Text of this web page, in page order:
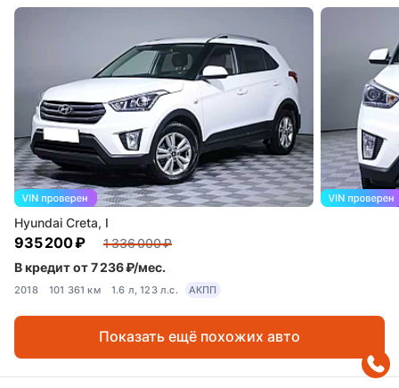
Hyundai Creta, I
935 200 ₽
1 336 000 ₽
В кредит от 7 236 ₽/мес.
2018 101 361 км 1.6 л, 123 л.с. АКПП
Показать ещё похожих авто